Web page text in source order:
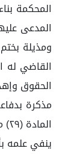
ومذيلة
القاضي له
مذكرة
ينفي علمه